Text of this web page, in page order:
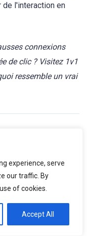
experience, serve
our traffic. By
of cookies.
Accept All
l'interaction en
connexions
de clic ? Visitez 1v1
ressemble un vrai